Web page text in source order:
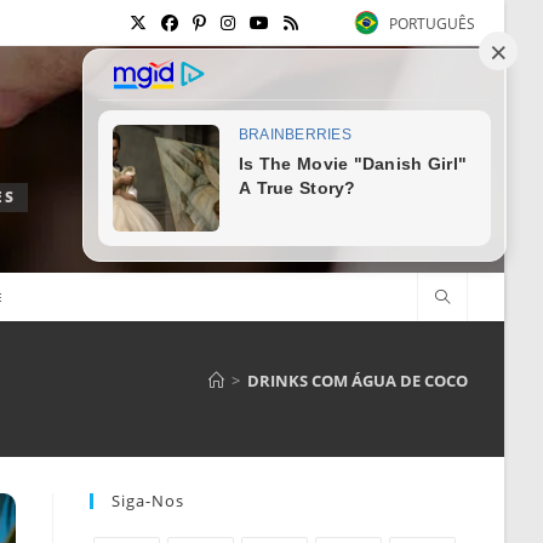
PORTUGUÊS
> DRINKS COM ÁGUA DE COCO
Siga-Nos